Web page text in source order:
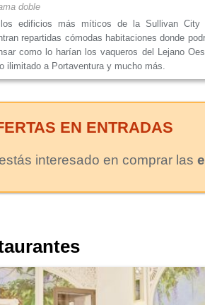
doble
los edificios más míticos de la Sullivan City
repartidas cómodas habitaciones donde
como lo harían los vaqueros del Lejano
ilimitado a Portaventura y mucho más.
EN ENTRADAS
interesado en comprar las